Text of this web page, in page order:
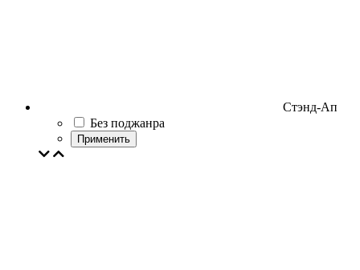
Стэнд-Ап
Без поджанра
Применить